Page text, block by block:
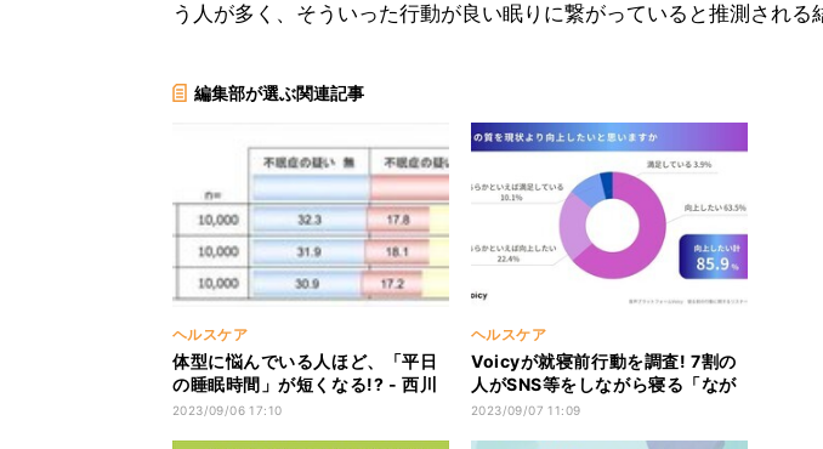
う人が多く、そういった行動が良い眠りに繋がっていると推測される
編集部が選ぶ関連記事
ヘルスケア
体型に悩んでいる人ほど、「平日
の睡眠時間」が短くなる!? - 西川
調査
2023/09/06 17:10
ヘルスケア
Voicyが就寝前行動を調査! 7割の
人がSNS等をしながら寝る「なが
ら寝落ち」習慣あり
2023/09/07 11:09